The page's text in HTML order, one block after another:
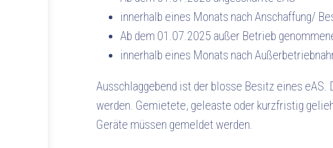
innerhalb eines Monats nach Anschaffung/
Ab dem 01.07.2025 außer Betrieb
innerhalb eines Monats nach
Ausschlaggebend ist der blosse Besitz eines
werden. Gemietete, geleaste oder kurzfristig
Geräte müssen gemeldet werden.